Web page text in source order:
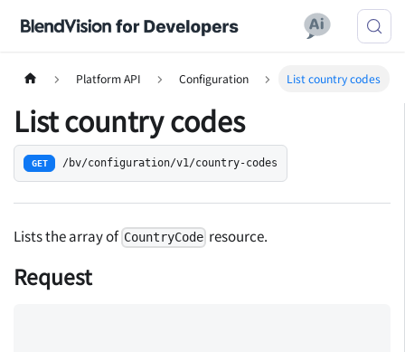
Platform API Configuration List country codes
List country codes
GET /bv/configuration/v1/country-codes
Lists the array of CountryCode resource.
Request